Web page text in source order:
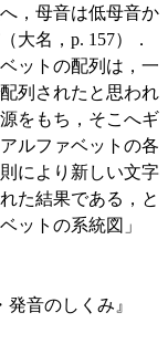
，母音は低母音か
大名，p. 157）．
ットの配列は，一
列されたと思われ
をもち，そこへギ
ルファベットの各
により新しい文字
た結果である，と
ットの系統図」
発音のしくみ』